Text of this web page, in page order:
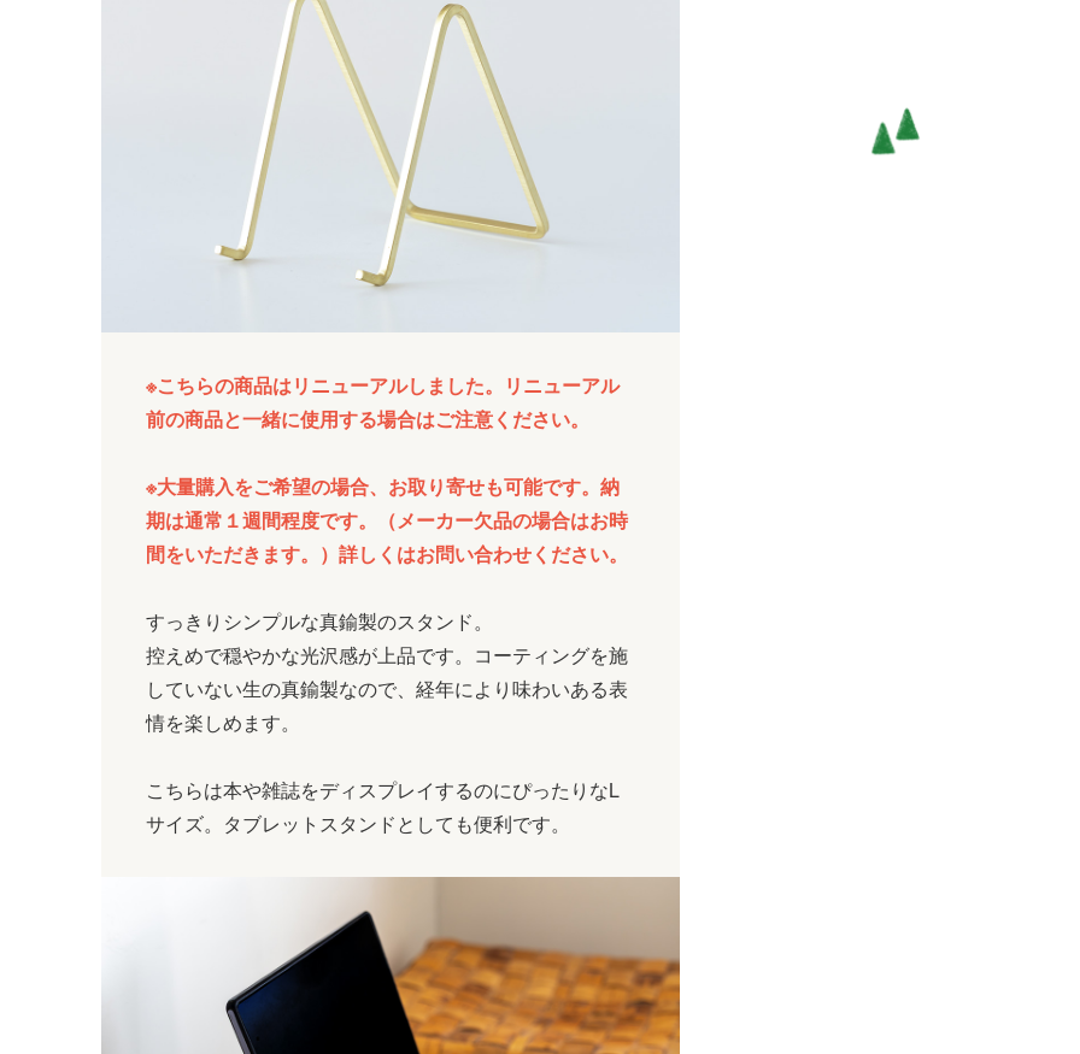
※こちらの商品はリニューアルしました。リニューアル
前の商品と一緒に使用する場合はご注意ください。
※大量購入をご希望の場合、お取り寄せも可能です。納
期は通常１週間程度です。（メーカー欠品の場合はお時
間をいただきます。）詳しくはお問い合わせください。
すっきりシンプルな真鍮製のスタンド。
控えめで穏やかな光沢感が上品です。コーティングを施
していない生の真鍮製なので、経年により味わいある表
情を楽しめます。
こちらは本や雑誌をディスプレイするのにぴったりなL
サイズ。タブレットスタンドとしても便利です。